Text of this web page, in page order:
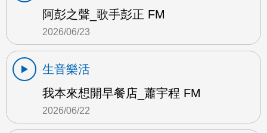
阿彭之聲_歌手彭正 FM
2026/06/23
生音樂活
我本來想開早餐店_蕭宇程 FM
2026/06/22